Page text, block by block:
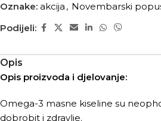
Oznake: akcija , Novembarski
Podijeli:
Opis
Opis proizvoda i djelovanje:
Omega-3 masne kiseline su
dobrobit i zdravlje.